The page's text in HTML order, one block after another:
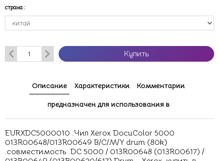
страна :
Купить
Описание Характеристики Комментарии
предназначен для использования в
EURXDC5000010 .Чип Xerox DocuColor 5000
013R00648/013R00649 B/C/M/Y drum (80k)
.совместимость .DC 5000 / 013R00648 (013R00617) /